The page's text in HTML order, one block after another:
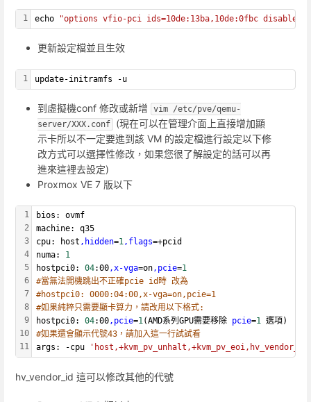
1 echo "options vfio-pci ids=10de:13ba,10de:0fbc
更新設定檔並且生效
1 update-initramfs -u
到虛擬機conf 修改或新增
vim /etc/pve/qemu-
server/XXX.conf
(現在可以在管理介面上直接增加顯
示卡所以不一定要進到該 VM 的設定檔進行設定以下修
改方式可以選擇性修改，如果您很了解設定的話可以再
進來這裡去設定)
Proxmox VE 7 版以下
1
2
3
4
5
6
7
8
9
10
11
bios: ovmf
machine: q35
cpu: host ,hidden=1,flags=+pcid
numa: 1
hostpci0: 04:00,x-vga=on,pcie=1
#當無法開機跳出不正確pcie id時 改為
#hostpci0: 0000:04:00,x-vga=on,pcie=1
#如果純粹只需要顯卡算力，請改用以下格式:
hostpci0: 04:00,pcie=1(AMD系列GPU需要移除 pcie=1 選項)
#如果還會顯示代號43，請加入這一行試試看
args: -cpu
hv_vendor_id 這可以修改其他的代號